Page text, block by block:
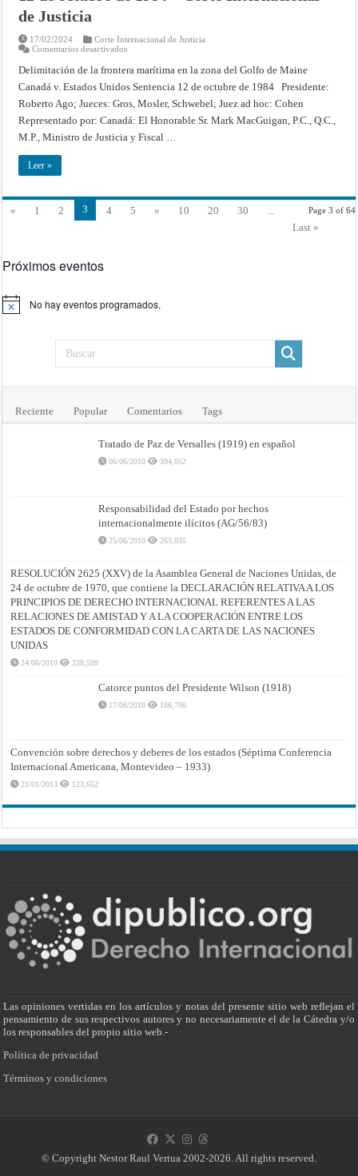
1984
–
Internacional
de
Justicia
de Justicia
17/02/2024
Corte Internacional de Justicia
Comentarios desactivadosen
RELATIVO
A
LA
DE
LA
FRONTERA
MARÍTIMA
EN
MAINE
–
Internacional
Delimitación de la frontera marítima en la zona del Golfo de Maine
Canadá v. Estados Unidos Sentencia 12 de octubre de 1984 Presidente:
Roberto Ago; Jueces: Gros, Mosler, Schwebel; Juez ad hoc: Cohen
Representado por: Canadá: El Honorable Sr. Mark MacGuigan, P.C., Q.C.,
M.P., Ministro de Justicia y Fiscal …
Leer »
Page 3 of 64
« 1 2 3 4 5 » 10 20 30
Last »
Próximos eventos
Aviso No hay eventos programados.
Reciente Popular Comentarios Tags
Tratado de Paz de Versalles (1919) en español
06/06/2010 394,052
Responsabilidad del Estado por hechos
internacionalmente ilícitos (AG/56/83)
25/06/2010 263,035
RESOLUCIÓN 2625 (XXV) de la Asamblea General de Naciones Unidas, de
24 de octubre de 1970, que contiene la DECLARACIÓN RELATIVA A LOS
PRINCIPIOS DE DERECHO INTERNACIONAL REFERENTES A LAS
RELACIONES DE AMISTAD Y A LA COOPERACIÓN ENTRE LOS
ESTADOS DE CONFORMIDAD CON LA CARTA DE LAS NACIONES
UNIDAS
24/06/2010 238,599
Catorce puntos del Presidente Wilson (1918)
17/06/2010 166,796
Convención sobre derechos y deberes de los estados (Séptima Conferencia
Internacional Americana, Montevideo – 1933)
21/01/2013 123,652
Las opiniones vertidas en los artículos y notas del presente sitio web reflejan el
pensamiento de sus respectivos autores y no necesariamente el de la Cátedra y/o
los responsables del propio sitio web.-
Política de privacidad
Términos y condiciones
© Copyright Nestor Raul Vertua 2002-2026. All rights reserved.